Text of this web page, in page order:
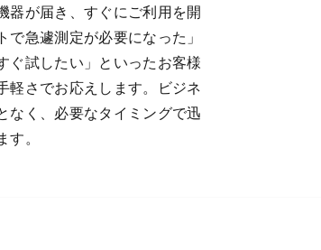
器が届き、すぐにご利用を開
急遽測定が必要になった」
ぐ試したい」といったお客様
軽さでお応えします。ビジネ
なく、必要なタイミングで迅
。